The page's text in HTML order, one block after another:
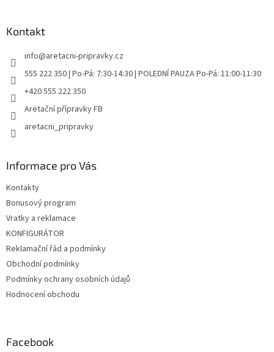
Kontakt
info@aretacni-pripravky.cz
555 222 350 | Po-Pá: 7:30-14:30 | POLEDNÍ PAUZA Po-Pá: 11:00-11:30
+420 555 222 350
Aretační přípravky FB
aretacni_pripravky
Informace pro Vás
Kontakty
Bonusový program
Vratky a reklamace
KONFIGURÁTOR
Reklamační řád a podmínky
Obchodní podmínky
Podmínky ochrany osobních údajů
Hodnocení obchodu
Facebook